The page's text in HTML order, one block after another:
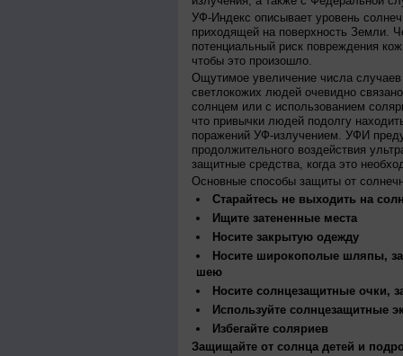
УФ-Индекс описывает уровень
приходящей на поверхность Земли.
потенциальный риск повреждения
чтобы это произошло.
Ощутимое увеличение числа
светлокожих людей очевидно
солнцем или с использованием
что привычки людей подолгу
поражений УФ-излучением. УФИ
продолжительного воздействия
защитные средства, когда это
Основные способы защиты от
Старайтесь не выходить на
Ищите затененные места
Носите закрытую одежду
Носите широкополые шляпы,
шею
Носите солнцезащитные очки,
Используйте солнцезащитные
Избегайте соляриев
Защищайте от солнца детей и